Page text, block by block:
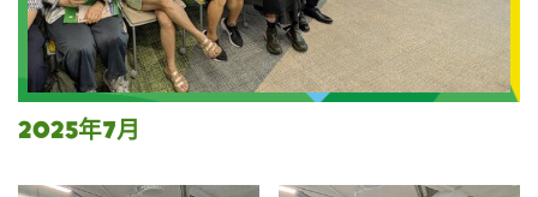
2025年7月